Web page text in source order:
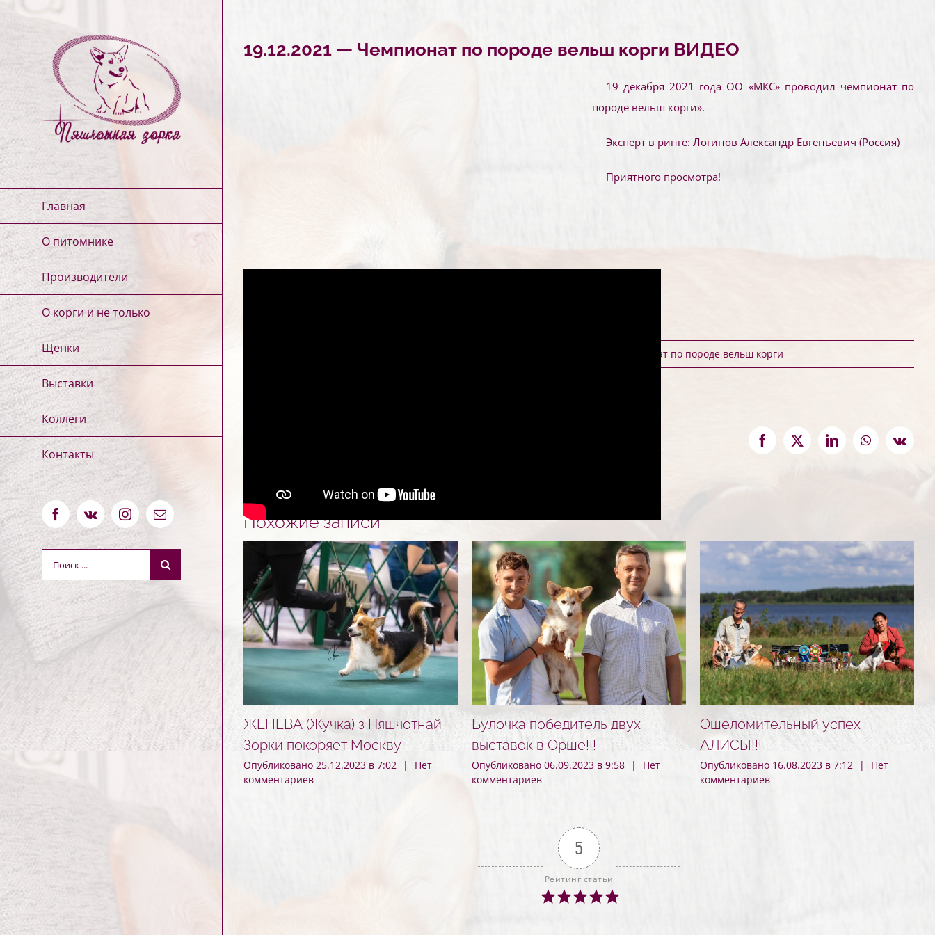
Главная
О питомнике
Производители
О корги и не только
Щенки
Выставки
Коллеги
Контакты
Facebook
Vk InstagramEmail
Результат
поиска:
19.12.2021 — Чемпионат по породе вельш корги ВИДЕО
19 декабря 2021 года ОО «МКС» проводил чемпионат по
породе вельш корги».
Эксперт в ринге: Логинов Александр Евгеньевич (Россия)
Приятного просмотра!
чемпионат по породе вельш корги
Facebook
X LinkedInWhatsApp
Vk
Похожие записи
ЖЕНЕВА (Жучка) з Пяшчотнай
Зорки покоряет Москву
Опубликовано 25.12.2023 в 7:02 |
Нет
комментариев
Булочка победитель двух
выставок в Орше!!!
Опубликовано 06.09.2023 в 9:58 |
Нет
комментариев
Ошеломительный успех
АЛИСЫ!!!
Опубликовано 16.08.2023 в 7:12 |
Нет
комментариев
5
Рейтинг статьи